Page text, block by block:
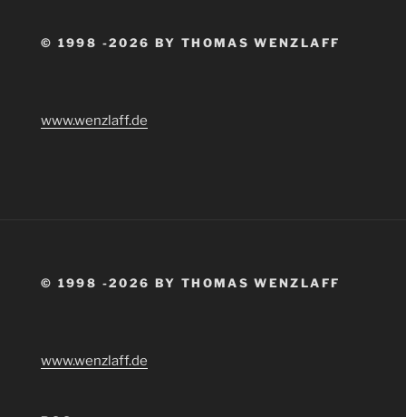
© 1998 -2026 BY THOMAS WENZLAFF
www.wenzlaff.de
© 1998 -2026 BY THOMAS WENZLAFF
www.wenzlaff.de